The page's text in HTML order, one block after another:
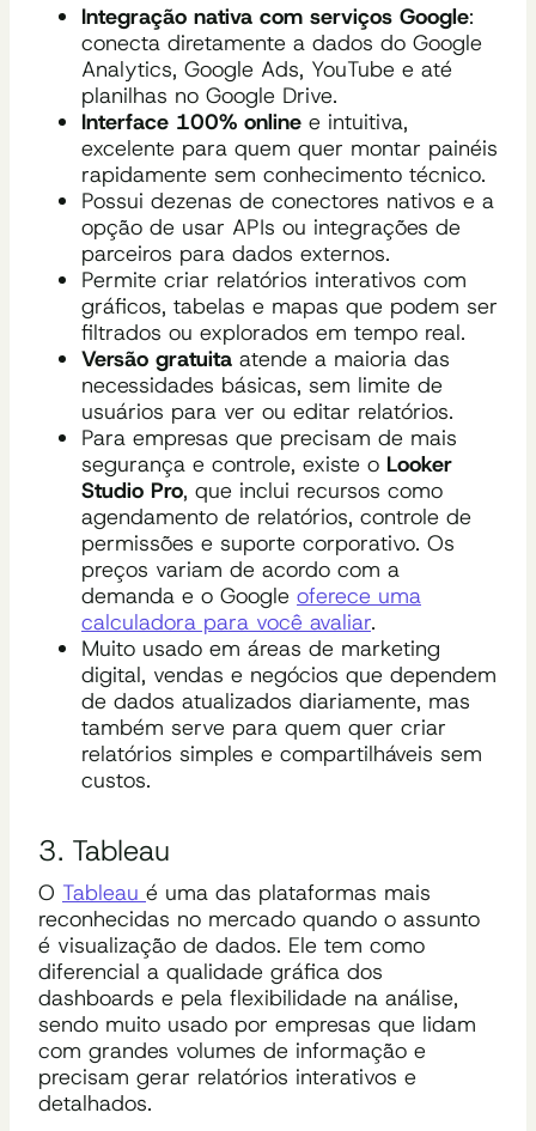
Integração nativa com serviços Google:
conecta diretamente a dados do Google
Analytics, Google Ads, YouTube e até
planilhas no Google Drive.
Interface 100% online e intuitiva,
excelente para quem quer montar painéis
rapidamente sem conhecimento técnico.
Possui dezenas de conectores nativos e a
opção de usar APIs ou integrações de
parceiros para dados externos.
Permite criar relatórios interativos com
gráficos, tabelas e mapas que podem ser
filtrados ou explorados em tempo real.
Versão gratuita atende a maioria das
necessidades básicas, sem limite de
usuários para ver ou editar relatórios.
Para empresas que precisam de mais
segurança e controle, existe o Looker
Studio Pro, que inclui recursos como
agendamento de relatórios, controle de
permissões e suporte corporativo. Os
preços variam de acordo com a
demanda e o Google oferece uma
calculadora para você avaliar.
Muito usado em áreas de marketing
digital, vendas e negócios que dependem
de dados atualizados diariamente, mas
também serve para quem quer criar
relatórios simples e compartilháveis sem
custos.
3. Tableau
O Tableau é uma das plataformas mais
reconhecidas no mercado quando o assunto
é visualização de dados. Ele tem como
diferencial a qualidade gráfica dos
dashboards e pela flexibilidade na análise,
sendo muito usado por empresas que lidam
com grandes volumes de informação e
precisam gerar relatórios interativos e
detalhados.